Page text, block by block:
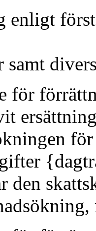
enligt
för
den